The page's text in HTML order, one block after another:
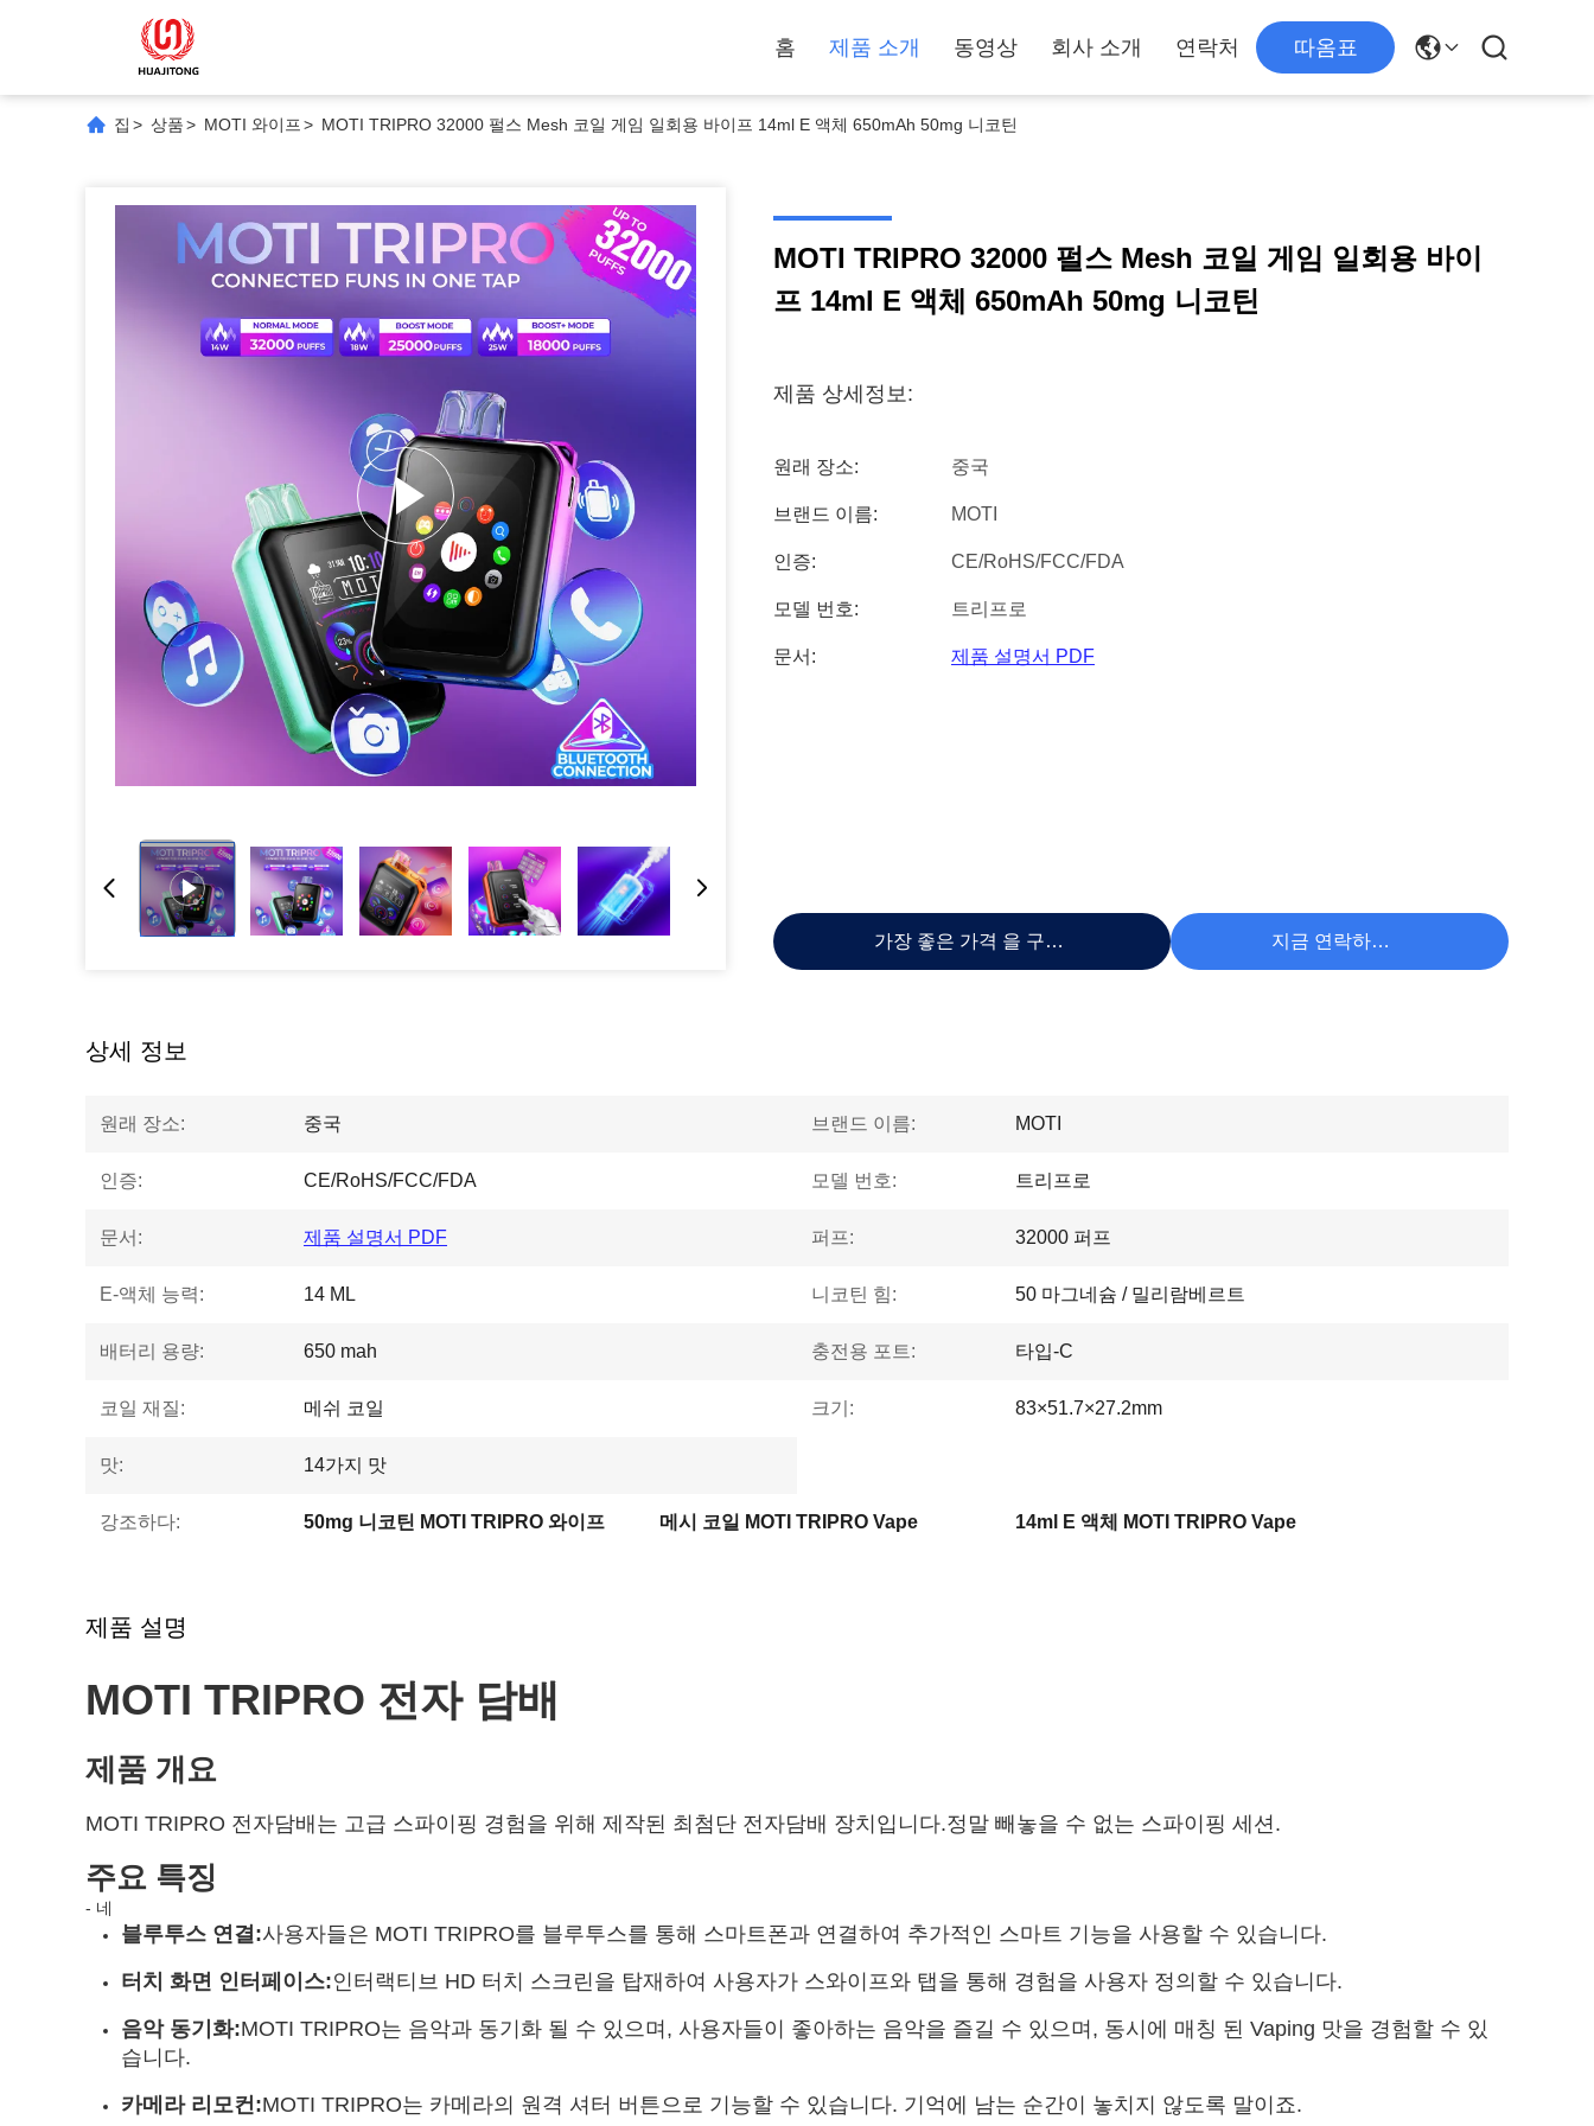
홈 제품 소개 동영상 회사 소개 연락처 따옴표
집 > 상품> MOTI 와이프 > MOTI TRIPRO 32000 펄스 Mesh 코일 게임 일회용 바이프 14ml E 액체 650mAh 50mg 니코틴
MOTI TRIPRO 32000 펄스 Mesh 코일 게임 일회용 바이
프 14ml E 액체 650mAh 50mg 니코틴
제품 상세정보:
원래 장소: 중국
브랜드 이름: MOTI
인증: CE/RoHS/FCC/FDA
모델 번호: 트리프로
문서: 제품 설명서 PDF
가장 좋은 가격 을 구하라 지금 연락하세요
상세 정보
원래 장소: 중국 브랜드 이름: MOTI
인증: CE/RoHS/FCC/FDA 모델 번호: 트리프로
문서: 제품 설명서 PDF 퍼프: 32000 퍼프
E-액체 능력: 14 ML 니코틴 힘: 50 마그네슘 / 밀리람베르트
배터리 용량: 650 mah 충전용 포트: 타입-C
코일 재질: 메쉬 코일 크기: 83×51.7×27.2mm
맛: 14가지 맛
강조하다: 50mg 니코틴 MOTI TRIPRO 와이프 메시 코일 MOTI TRIPRO Vape 14ml E 액체 MOTI TRIPRO Vape
제품 설명
MOTI TRIPRO 전자 담배
제품 개요
MOTI TRIPRO 전자담배는 고급 스파이핑 경험을 위해 제작된 최첨단 전자담배 장치입니다.정말 빼놓을 수 없는 스파이핑 세션.
주요 특징
- 네
블루투스 연결:사용자들은 MOTI TRIPRO를 블루투스를 통해 스마트폰과 연결하여 추가적인 스마트 기능을 사용할 수 있습니다.
터치 화면 인터페이스:인터랙티브 HD 터치 스크린을 탑재하여 사용자가 스와이프와 탭을 통해 경험을 사용자 정의할 수 있습니다.
음악 동기화:MOTI TRIPRO는 음악과 동기화 될 수 있으며, 사용자들이 좋아하는 음악을 즐길 수 있으며, 동시에 매칭 된 Vaping 맛을 경험할 수 있
습니다.
카메라 리모컨:MOTI TRIPRO는 카메라의 원격 셔터 버튼으로 기능할 수 있습니다. 기억에 남는 순간이 놓치지 않도록 말이죠.